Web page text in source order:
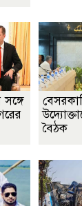
সঙ্গে
বৈঠক